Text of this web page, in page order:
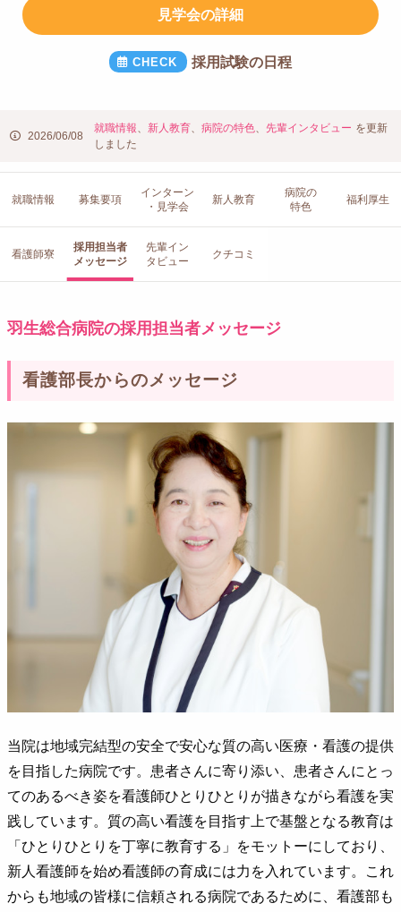
見学会の詳細
採用試験の日程
2026/06/08
就職情報 新人教育 病院の特色 先輩インタビュー を更新
しました
就職情報 募集要項
インターン
・見学会
新人教育
病院の
特色
福利厚生
看護師寮
採用担当者
メッセージ
先輩イン
タビュー
クチコミ
羽生総合病院の採用担当者メッセージ
看護部長からのメッセージ
当院は地域完結型の安全で安心な質の高い医療・看護の提供
を目指した病院です。患者さんに寄り添い、患者さんにとっ
てのあるべき姿を看護師ひとりひとりが描きながら看護を実
践しています。質の高い看護を目指す上で基盤となる教育は
「ひとりひとりを丁寧に教育する」をモットーにしており、
新人看護師を始め看護師の育成には力を入れています。これ
からも地域の皆様に信頼される病院であるために、看護部も